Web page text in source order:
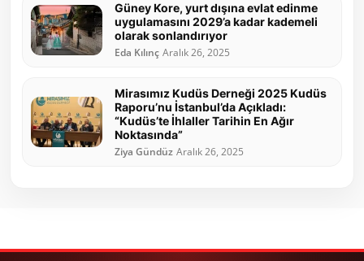
Güney Kore, yurt dışına evlat edinme
uygulamasını 2029’a kadar kademeli
olarak sonlandırıyor
Eda Kılınç Aralık 26, 2025
Mirasımız Kudüs Derneği 2025 Kudüs
Raporu’nu İstanbul’da Açıkladı:
“Kudüs’te İhlaller Tarihin En Ağır
Noktasında”
Ziya Gündüz Aralık 26, 2025